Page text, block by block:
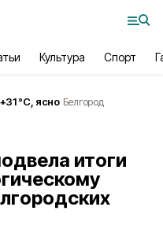
Культура Спорт
+31°С, ясно Белгород
итоги